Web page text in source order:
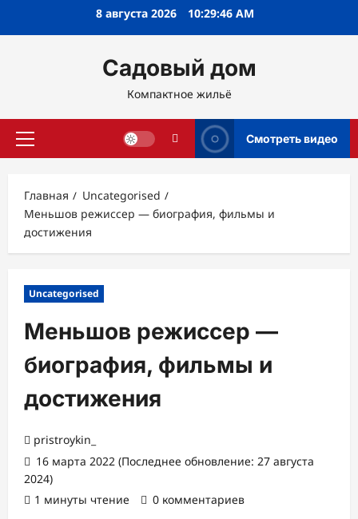
8 августа 2026 10:29:47 AM
Садовый дом
Компактное жильё
Основное
Смотреть видео
Главная
Uncategorised
Меньшов режиссер — биография, фильмы и
достижения
Uncategorised
Меньшов режиссер —
биография, фильмы и
достижения
pristroykin_
16 марта 2022 (Последнее обновление: 27 августа
2024)
1 минуты чтение
0 комментариев